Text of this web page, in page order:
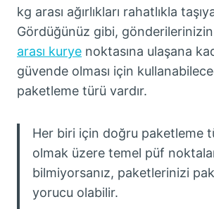
kg arası ağırlıkları rahatlıkla
Gördüğünüz gibi, gönderilerinizin
arası kurye noktasına ulaşana
güvende olması için
paketleme türü vardır.
Her biri için doğru paketleme
olmak üzere temel püf
bilmiyorsanız, paketlerinizi
yorucu olabilir.